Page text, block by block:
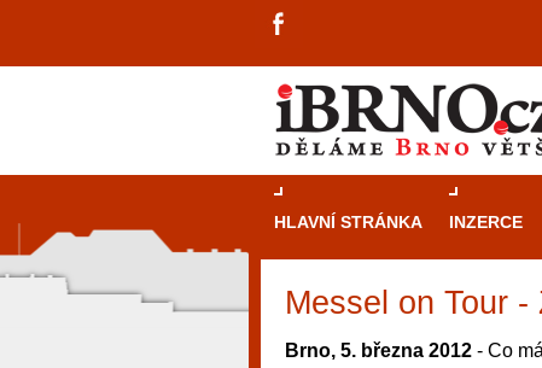
HLAVNÍ STRÁNKA INZERCE
Messel on Tour
Brno, 5. března 2012 - Co